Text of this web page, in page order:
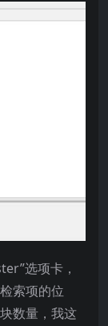
选项卡，
索项的位
数量，我这